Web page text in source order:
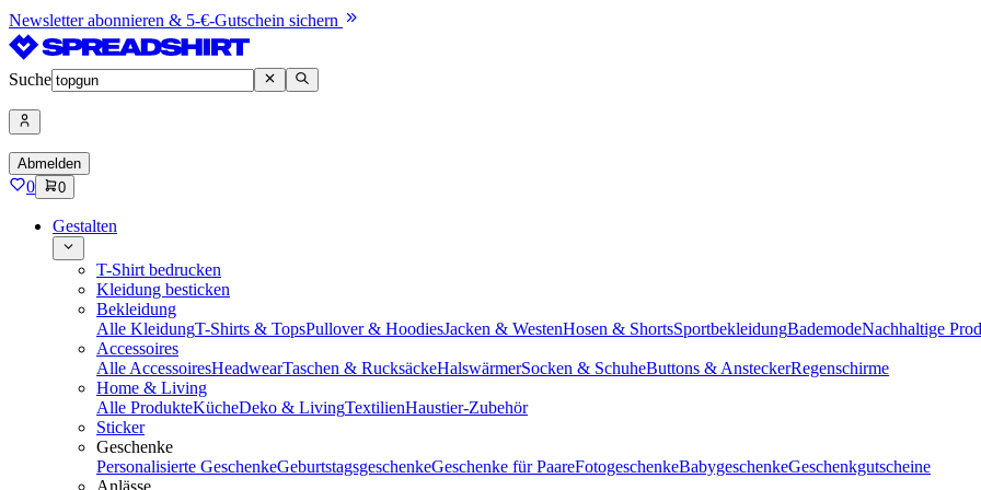
Newsletter abonnieren & 5-€-Gutschein sichern
Suche
Abmelden
0 0
Gestalten
T-Shirt bedrucken
Kleidung besticken
Bekleidung
Alle KleidungT-Shirts & TopsPullover & HoodiesJacken & WestenHosen & ShortsSportbekleidungBademodeNachhaltige
Accessoires
Alle AccessoiresHeadwearTaschen & RucksäckeHalswärmerSocken & SchuheButtons & AnsteckerRegenschirme
Home & Living
Alle ProdukteKücheDeko & LivingTextilienHaustier-Zubehör
Sticker
Geschenke
Personalisierte GeschenkeGeburtstagsgeschenkeGeschenke für PaareFotogeschenkeBabygeschenkeGeschenkgutscheine